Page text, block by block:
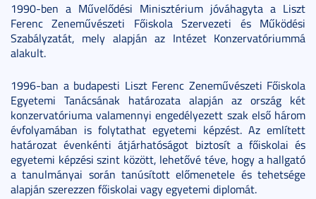
1990-ben a Művelődési Minisztérium jóváhagyta a Liszt
Ferenc Zeneművészeti Főiskola Szervezeti és Működési
Szabályzatát, mely alapján az Intézet Konzervatóriummá
alakult.
1996-ban a budapesti Liszt Ferenc Zeneművészeti Főiskola
Egyetemi Tanácsának határozata alapján az ország két
konzervatóriuma valamennyi engedélyezett szak első három
évfolyamában is folytathat egyetemi képzést. Az említett
határozat évenkénti átjárhatóságot biztosít a főiskolai és
egyetemi képzési szint között, lehetővé téve, hogy a hallgató
a tanulmányai során tanúsított előmenetele és tehetsége
alapján szerezzen főiskolai vagy egyetemi diplomát.